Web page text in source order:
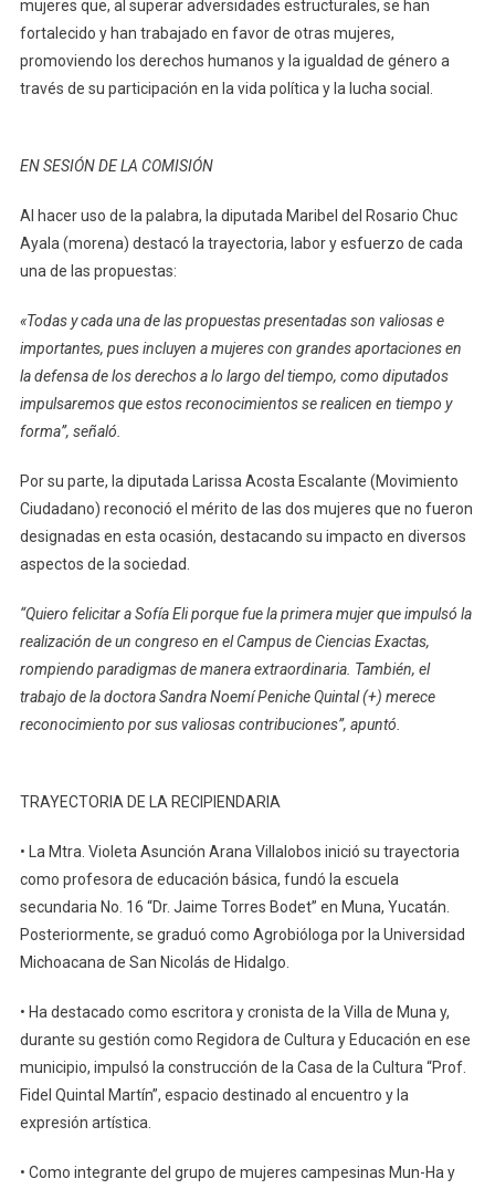
Del
H.
Congreso
mujeres que, al superar adversidades estructurales, se han
fortalecido y han trabajado en favor de otras mujeres,
promoviendo los derechos humanos y la igualdad de género a
través de su participación en la vida política y la lucha social.
EN SESIÓN DE LA COMISIÓN
Al hacer uso de la palabra, la diputada Maribel del Rosario Chuc
Ayala (morena) destacó la trayectoria, labor y esfuerzo de cada
una de las propuestas:
«Todas y cada una de las propuestas presentadas son valiosas e
importantes, pues incluyen a mujeres con grandes aportaciones en
la defensa de los derechos a lo largo del tiempo, como diputados
impulsaremos que estos reconocimientos se realicen en tiempo y
forma”, señaló.
Por su parte, la diputada Larissa Acosta Escalante (Movimiento
Ciudadano) reconoció el mérito de las dos mujeres que no fueron
designadas en esta ocasión, destacando su impacto en diversos
aspectos de la sociedad.
“Quiero felicitar a Sofía Eli porque fue la primera mujer que impulsó la
realización de un congreso en el Campus de Ciencias Exactas,
rompiendo paradigmas de manera extraordinaria. También, el
trabajo de la doctora Sandra Noemí Peniche Quintal (+) merece
reconocimiento por sus valiosas contribuciones”, apuntó.
TRAYECTORIA DE LA RECIPIENDARIA
• La Mtra. Violeta Asunción Arana Villalobos inició su trayectoria
como profesora de educación básica, fundó la escuela
secundaria No. 16 “Dr. Jaime Torres Bodet” en Muna, Yucatán.
Posteriormente, se graduó como Agrobióloga por la Universidad
Michoacana de San Nicolás de Hidalgo.
• Ha destacado como escritora y cronista de la Villa de Muna y,
durante su gestión como Regidora de Cultura y Educación en ese
municipio, impulsó la construcción de la Casa de la Cultura “Prof.
Fidel Quintal Martín”, espacio destinado al encuentro y la
expresión artística.
• Como integrante del grupo de mujeres campesinas Mun-Ha y